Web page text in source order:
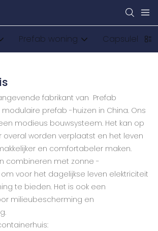
Prefab woning Capsulehuis
fabrikant van Prefab
prefab -huizen in China. Ons
modieus bouwsysteem. Het kan op
overal worden verplaatst en het leven
en comfortabeler maken.
combineren met zonne -
voor het dagelijkse leven elektriciteit
te bieden. Het is ook een
milieubescherming en